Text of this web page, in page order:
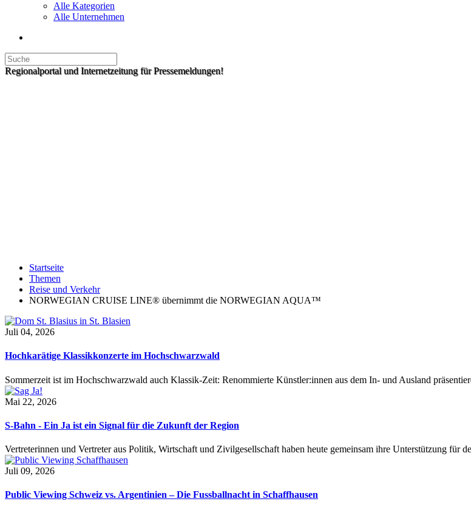
Alle Kategorien
Alle Unternehmen
Regionalportal und Internetzeitung für Pressemeldungen!
Startseite
Themen
Reise und Verkehr
NORWEGIAN CRUISE LINE® übernimmt die NORWEGIAN AQUA™
Juli 04, 2026
Hochkarätige Klassikkonzerte im Hochschwarzwald
Sommerzeit ist im Hochschwarzwald auch Klassik-Zeit: Renommierte Künstler:innen aus dem In- und Ausland
Mai 22, 2026
S-Bahn - Ein Ja ist ein Signal für die Zukunft der Region
Vertreterinnen und Vertreter aus Politik, Wirtschaft und Zivilgesellschaft haben heute gemeinsam ihre Unterstützung für
Juli 09, 2026
Public Viewing Schweiz vs. Argentinien – Die Fussballnacht in Schaffhausen